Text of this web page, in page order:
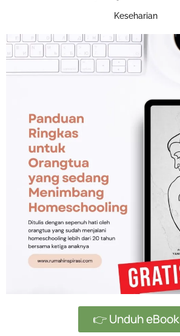
Keseharian
👉 Unduh eBook